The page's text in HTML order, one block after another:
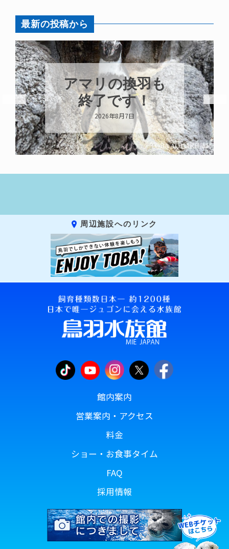
最新の投稿から
トビウオ幼魚展
示中！
2026年8月6日
周辺施設へのリンク
館内案内
営業案内・アクセス
料金
ショー・お食事タイム
FAQ
採用情報